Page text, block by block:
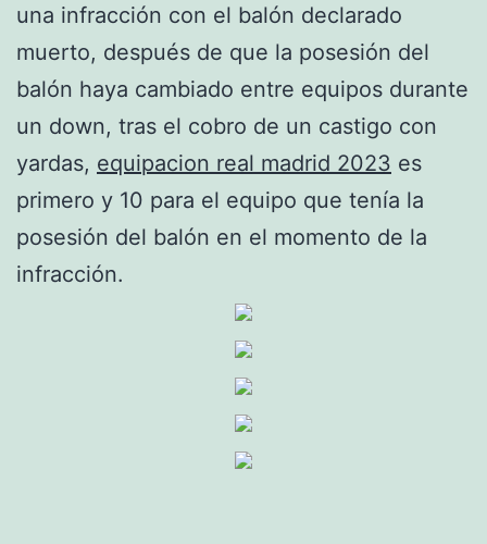
una infracción con el balón declarado
muerto, después de que la posesión del
balón haya cambiado entre equipos durante
un down, tras el cobro de un castigo con
yardas, equipacion real madrid 2023 es
primero y 10 para el equipo que tenía la
posesión del balón en el momento de la
infracción.